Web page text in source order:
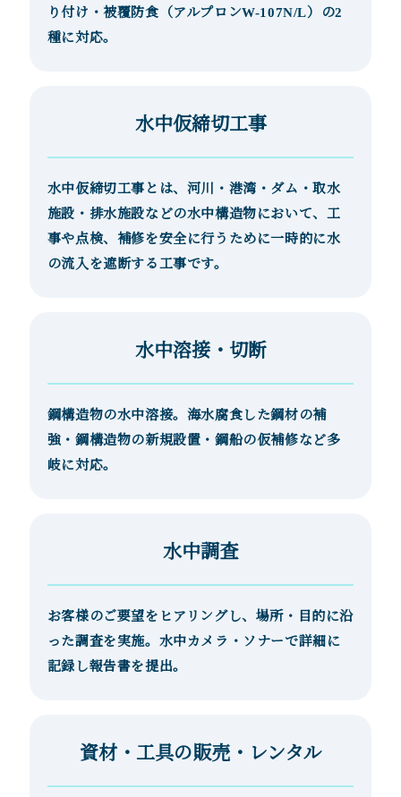
り付け・被覆防食（アルプロンW-107N/L）の2
種に対応。
水中仮締切工事
水中仮締切工事とは、河川・港湾・ダム・取水
施設・排水施設などの水中構造物において、工
事や点検、補修を安全に行うために一時的に水
の流入を遮断する工事です。
水中溶接・切断
鋼構造物の水中溶接。海水腐食した鋼材の補
強・鋼構造物の新規設置・鋼船の仮補修など多
岐に対応。
水中調査
お客様のご要望をヒアリングし、場所・目的に沿
った調査を実施。水中カメラ・ソナーで詳細に
記録し報告書を提出。
資材・工具の販売・レンタル